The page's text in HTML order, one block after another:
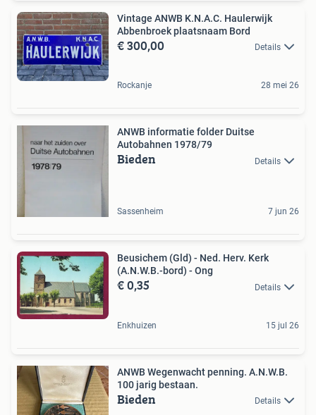
Vintage ANWB K.N.A.C. Haulerwijk
Abbenbroek plaatsnaam Bord
€ 300,00 Details
Rockanje 28 mei 26
ANWB informatie folder Duitse
Autobahnen 1978/79
Bieden Details
Sassenheim 7 jun 26
Beusichem (Gld) - Ned. Herv. Kerk
(A.N.W.B.-bord) - Ong
€ 0,35 Details
Enkhuizen 15 jul 26
ANWB Wegenwacht penning. A.N.W.B.
100 jarig bestaan.
Bieden Details